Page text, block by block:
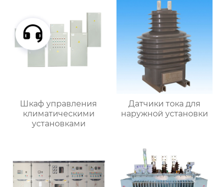
Шкаф управления
климатическими
установками
Датчики тока для
наружной установки